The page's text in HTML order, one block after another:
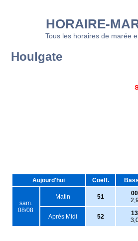
HORAIRE-
Tous les horaires de marée
Houlgate
Aujourd'hui Coeff.
sam.
08/08
Matin 51
Après Midi 52